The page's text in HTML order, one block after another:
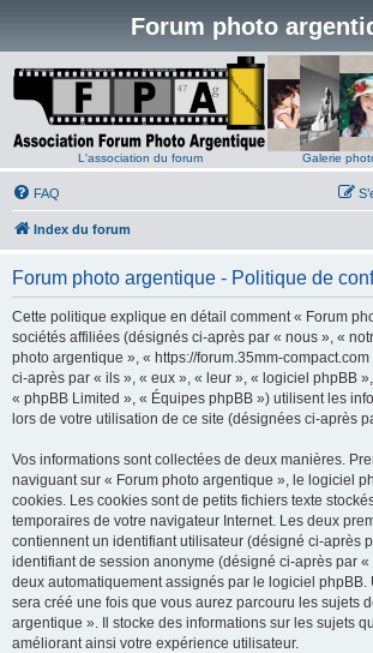
Forum photo
L'association du forum Galerie
FAQ
Index du forum
Forum photo argentique - Politique de
Cette politique explique en détail comment « Forum
sociétés affiliées (désignés ci-après par « nous », «
photo argentique », « https://forum.35mm-
ci-après par « ils », « eux », « leur », « logiciel phpBB
« phpBB Limited », « Équipes phpBB ») utilisent les
lors de votre utilisation de ce site (désignées ci-après
Vos informations sont collectées de deux manières.
naviguant sur « Forum photo argentique », le logiciel
cookies. Les cookies sont de petits fichiers texte
temporaires de votre navigateur Internet. Les deux
contiennent un identifiant utilisateur (désigné ci-après
identifiant de session anonyme (désigné ci-après par
deux automatiquement assignés par le logiciel phpBB.
sera créé une fois que vous aurez parcouru les sujets
argentique ». Il stocke des informations sur les sujets
améliorant ainsi votre expérience utilisateur.